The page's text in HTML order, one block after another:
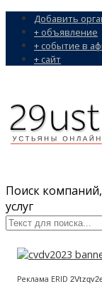
Добавить
+ объявление
+ событие в
+ сайт
Поиск
услуг
Реклама ERID